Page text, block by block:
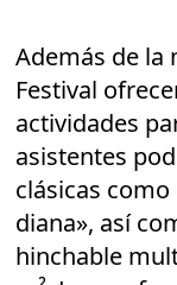
Además de la
Festival
actividades
asistentes
clásicas como
diana», así
hinchable